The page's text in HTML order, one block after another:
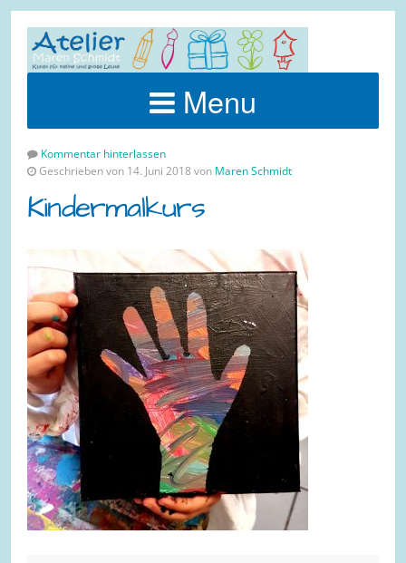
Menu
Kommentar hinterlassen
Geschrieben von 14. Juni 2018 von Maren Schmidt
Kindermalkurs